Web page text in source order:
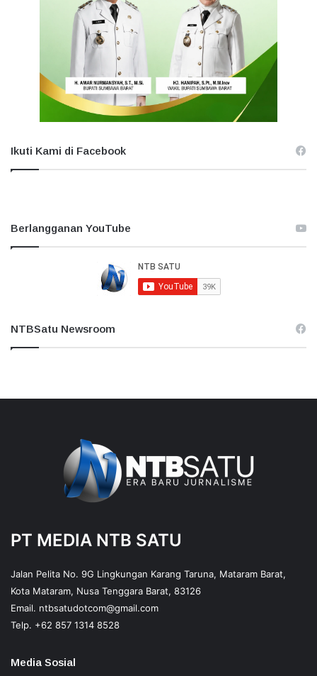
Ikuti Kami di Facebook
Berlangganan YouTube
NTBSatu Newsroom
PT MEDIA NTB SATU
Jalan Pelita No. 9G Lingkungan Karang Taruna, Mataram Barat,
Kota Mataram, Nusa Tenggara Barat, 83126
Email. ntbsatudotcom@gmail.com
Telp. +62 857 1314 8528
Media Sosial